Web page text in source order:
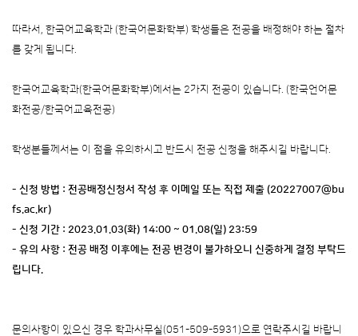
따라서, 한국어교육학과 (한국어문화학부) 학생들은 전공을 배정해야 하는 절차
를 갖게 됩니다.
한국어교육학과(한국어문화학부)에서는 2가지 전공이 있습니다. (한국언어문
화전공/한국어교육전공)
학생분들께서는 이 점을 유의하시고 반드시 전공 신청을 해주시길 바랍니다.
- 신청 방법 : 전공배정신청서 작성 후 이메일 또는 직접 제출 (20227007@bu
fs.ac.kr)
- 신청 기간 : 2023.01.03(화) 14:00 ~ 01.08(일) 23:59
- 유의 사항 : 전공 배정 이후에는 전공 변경이 불가하오니 신중하게 결정 부탁드
립니다.
문의사항이 있으신 경우 학과사무실(051-509-5931)으로 연락주시길 바랍니